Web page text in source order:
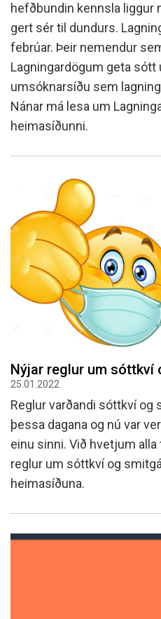
hefðbundin kennsla liggur
gert sér til dundurs.
febrúar. Þeir nemendur
Lagningardögum geta sótt
umsóknarsíðu sem
Nánar má lesa um
heimasíðunni.
Nýjar reglur um sóttkví
25.01.2022
Reglur varðandi sóttkví
þessa dagana og nú var
einu sinni. Við hvetjum
reglur um sóttkví og
heimasíðuna.